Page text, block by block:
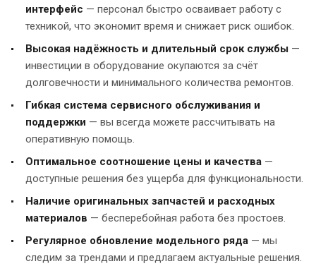
интерфейс — персонал быстро осваивает работу с
техникой, что экономит время и снижает риск ошибок.
Высокая надёжность и длительный срок службы —
инвестиции в оборудование окупаются за счёт
долговечности и минимального количества ремонтов.
Гибкая система сервисного обслуживания и
поддержки — вы всегда можете рассчитывать на
оперативную помощь.
Оптимальное соотношение цены и качества —
доступные решения без ущерба для функциональности.
Наличие оригинальных запчастей и расходных
материалов — бесперебойная работа без простоев.
Регулярное обновление модельного ряда — мы
следим за трендами и предлагаем актуальные решения.